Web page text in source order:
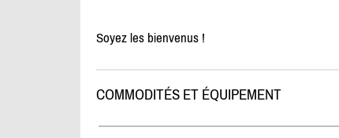
Soyez les bienvenus !
COMMODITÉS ET ÉQUIPEMENT